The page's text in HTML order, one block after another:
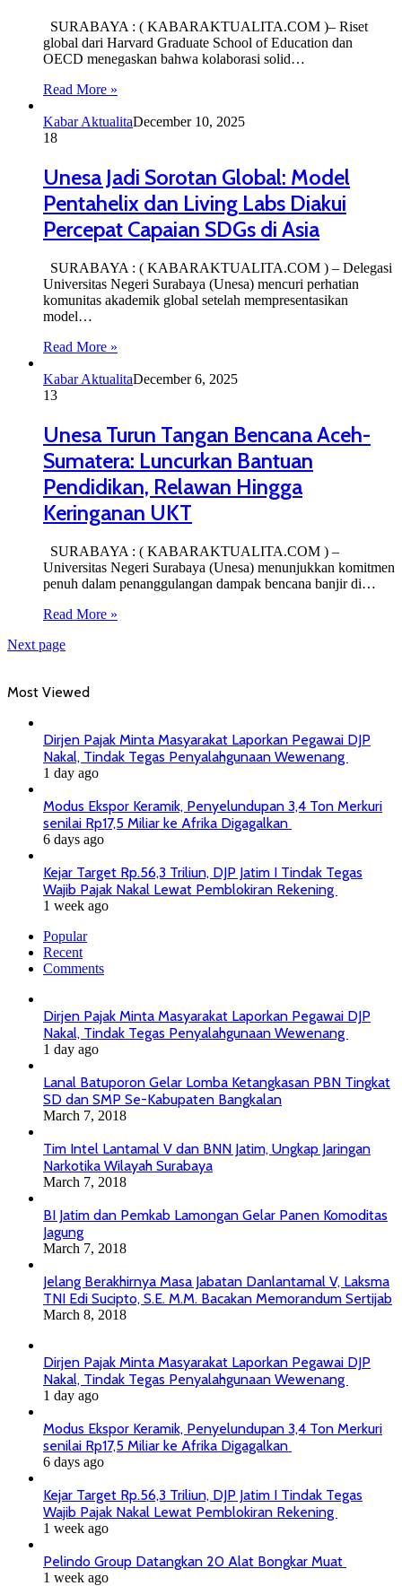
SURABAYA : ( KABARAKTUALITA.COM )– Riset
global dari Harvard Graduate School of Education dan
OECD menegaskan bahwa kolaborasi solid…
Read More »
Kabar AktualitaDecember 10, 2025
18
Unesa Jadi Sorotan Global: Model
Pentahelix dan Living Labs Diakui
Percepat Capaian SDGs di Asia
SURABAYA : ( KABARAKTUALITA.COM ) – Delegasi
Universitas Negeri Surabaya (Unesa) mencuri perhatian
komunitas akademik global setelah mempresentasikan
model…
Read More »
Kabar AktualitaDecember 6, 2025
13
Unesa Turun Tangan Bencana Aceh-
Sumatera: Luncurkan Bantuan
Pendidikan, Relawan Hingga
Keringanan UKT
SURABAYA : ( KABARAKTUALITA.COM ) –
Universitas Negeri Surabaya (Unesa) menunjukkan komitmen
penuh dalam penanggulangan dampak bencana banjir di…
Read More »
Next page
Most Viewed
Dirjen Pajak Minta Masyarakat Laporkan Pegawai DJP
Nakal, Tindak Tegas Penyalahgunaan Wewenang
1 day ago
Modus Ekspor Keramik, Penyelundupan 3,4 Ton Merkuri
senilai Rp17,5 Miliar ke Afrika Digagalkan
6 days ago
Kejar Target Rp.56,3 Triliun, DJP Jatim I Tindak Tegas
Wajib Pajak Nakal Lewat Pemblokiran Rekening
1 week ago
Popular
Recent
Comments
Dirjen Pajak Minta Masyarakat Laporkan Pegawai DJP
Nakal, Tindak Tegas Penyalahgunaan Wewenang
1 day ago
Lanal Batuporon Gelar Lomba Ketangkasan PBN Tingkat
SD dan SMP Se-Kabupaten Bangkalan
March 7, 2018
Tim Intel Lantamal V dan BNN Jatim, Ungkap Jaringan
Narkotika Wilayah Surabaya
March 7, 2018
BI Jatim dan Pemkab Lamongan Gelar Panen Komoditas
Jagung
March 7, 2018
Jelang Berakhirnya Masa Jabatan Danlantamal V, Laksma
TNI Edi Sucipto, S.E. M.M. Bacakan Memorandum Sertijab
March 8, 2018
Dirjen Pajak Minta Masyarakat Laporkan Pegawai DJP
Nakal, Tindak Tegas Penyalahgunaan Wewenang
1 day ago
Modus Ekspor Keramik, Penyelundupan 3,4 Ton Merkuri
senilai Rp17,5 Miliar ke Afrika Digagalkan
6 days ago
Kejar Target Rp.56,3 Triliun, DJP Jatim I Tindak Tegas
Wajib Pajak Nakal Lewat Pemblokiran Rekening
1 week ago
Pelindo Group Datangkan 20 Alat Bongkar Muat
1 week ago